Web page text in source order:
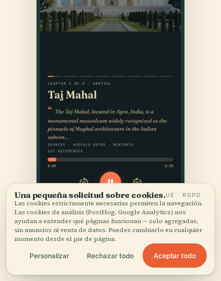
Una pequeña solicitud sobre cookies.UE · RGPD
Las cookies estrictamente necesarias permiten la navegación.
Las cookies de análisis (PostHog, Google Analytics) nos
ayudan a entender qué páginas funcionan — solo agregadas,
sin anuncios ni venta de datos. Puedes cambiarlo en cualquier
momento desde el pie de página.
Personalizar Rechazar todo Aceptar todo